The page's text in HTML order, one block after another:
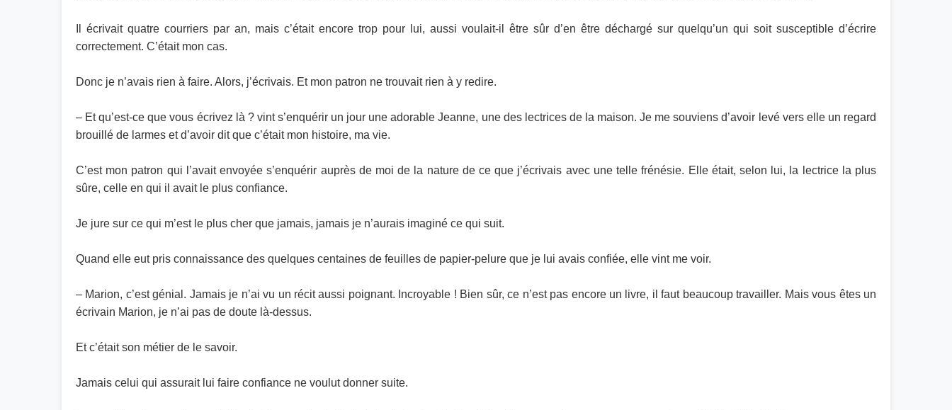
Il écrivait quatre courriers par an, mais c’était encore trop pour lui, aussi voulait-il être sûr d’en être déchargé sur quelqu’un qui soit susceptible d’écrire
correctement. C’était mon cas.
Donc je n’avais rien à faire. Alors, j’écrivais. Et mon patron ne trouvait rien à y redire.
– Et qu’est-ce que vous écrivez là ? vint s’enquérir un jour une adorable Jeanne, une des lectrices de la maison. Je me souviens d’avoir levé vers elle un regard
brouillé de larmes et d’avoir dit que c’était mon histoire, ma vie.
C’est mon patron qui l’avait envoyée s’enquérir auprès de moi de la nature de ce que j’écrivais avec une telle frénésie. Elle était, selon lui, la lectrice la plus
sûre, celle en qui il avait le plus confiance.
Je jure sur ce qui m’est le plus cher que jamais, jamais je n’aurais imaginé ce qui suit.
Quand elle eut pris connaissance des quelques centaines de feuilles de papier-pelure que je lui avais confiée, elle vint me voir.
– Marion, c’est génial. Jamais je n’ai vu un récit aussi poignant. Incroyable ! Bien sûr, ce n’est pas encore un livre, il faut beaucoup travailler. Mais vous êtes un
écrivain Marion, je n’ai pas de doute là-dessus.
Et c’était son métier de le savoir.
Jamais celui qui assurait lui faire confiance ne voulut donner suite.